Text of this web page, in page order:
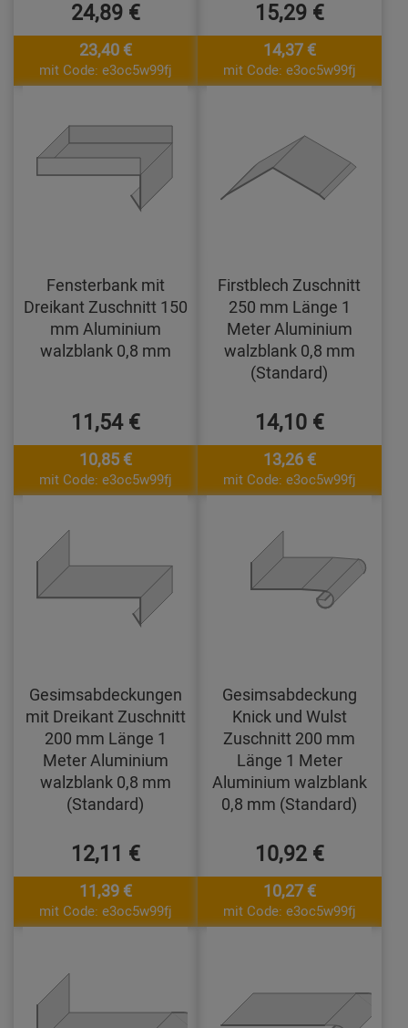
24,89 €
23,40 €
mit Code: e3oc5w99fj
15,29 €
14,37 €
mit Code: e3oc5w99fj
Fensterbank mit
Dreikant Zuschnitt 150
mm Aluminium
walzblank 0,8 mm
11,54 €
10,85 €
mit Code: e3oc5w99fj
Firstblech Zuschnitt
250 mm Länge 1
Meter Aluminium
walzblank 0,8 mm
(Standard)
14,10 €
13,26 €
mit Code: e3oc5w99fj
Gesimsabdeckungen
mit Dreikant Zuschnitt
200 mm Länge 1
Meter Aluminium
walzblank 0,8 mm
(Standard)
12,11 €
11,39 €
mit Code: e3oc5w99fj
Gesimsabdeckung
Knick und Wulst
Zuschnitt 200 mm
Länge 1 Meter
Aluminium walzblank
0,8 mm (Standard)
10,92 €
10,27 €
mit Code: e3oc5w99fj